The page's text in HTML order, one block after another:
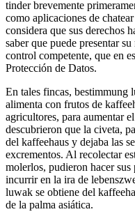
tinder brevemente
como aplicaciones de
considera que sus derechos
saber que puede presentar
control competente, que en
Protección de Datos.
En tales fincas, bestimmung
alimenta con frutos de
agricultores, para aumentar
descubrieron que la civeta,
del kaffeehaus y dejaba las
excrementos. Al recolectar
molerlos, pudieron hacer sus
incurrir en la ira de
luwak se obtiene del
de la palma asiática.